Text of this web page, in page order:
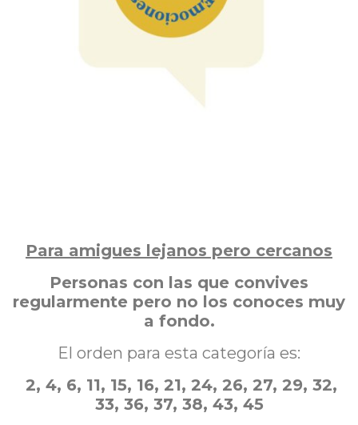
Para amigues lejanos pero cercanos
Personas con las que convives
regularmente pero no los conoces muy
a fondo.
El orden para esta categoría es:
2, 4, 6, 11, 15, 16, 21, 24, 26, 27, 29, 32,
33, 36, 37, 38, 43, 45